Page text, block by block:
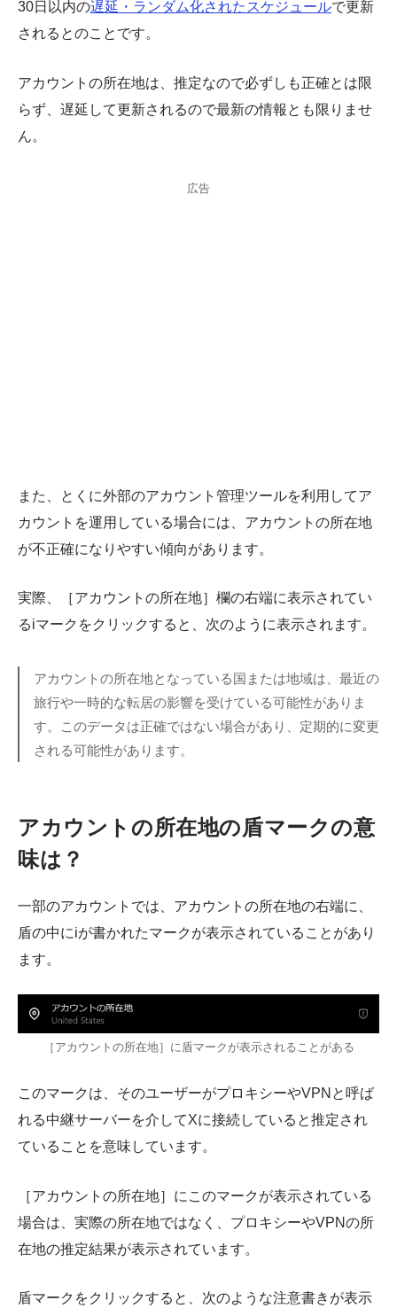
30日以内の遅延・ランダム化されたスケジュールで更新
されるとのことです。
アカウントの所在地は、推定なので必ずしも正確とは限
らず、遅延して更新されるので最新の情報とも限りませ
ん。
広告
また、とくに外部のアカウント管理ツールを利用してア
カウントを運用している場合には、アカウントの所在地
が不正確になりやすい傾向があります。
実際、［アカウントの所在地］欄の右端に表示されてい
るiマークをクリックすると、次のように表示されます。
アカウントの所在地となっている国または地域は、最近の
旅行や一時的な転居の影響を受けている可能性がありま
す。このデータは正確ではない場合があり、定期的に変更
される可能性があります。
アカウントの所在地の盾マークの意
味は？
一部のアカウントでは、アカウントの所在地の右端に、
盾の中にiが書かれたマークが表示されていることがあり
ます。
［アカウントの所在地］に盾マークが表示されることがある
このマークは、そのユーザーがプロキシーやVPNと呼ば
れる中継サーバーを介してXに接続していると推定され
ていることを意味しています。
［アカウントの所在地］にこのマークが表示されている
場合は、実際の所在地ではなく、プロキシーやVPNの所
在地の推定結果が表示されています。
盾マークをクリックすると、次のような注意書きが表示